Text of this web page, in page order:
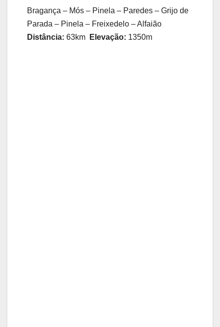
Bragança – Mós – Pinela – Paredes – Grijo de
Parada – Pinela – Freixedelo – Alfaião
Distância: 63km Elevação: 1350m